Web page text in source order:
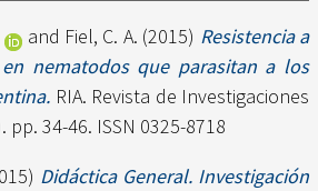
and Fiel, C. A. (2015) Resistencia a
nematodos que parasitan a los
RIA. Revista de Investigaciones
pp. 34-46. ISSN 0325-8718
Didáctica General. Investigación